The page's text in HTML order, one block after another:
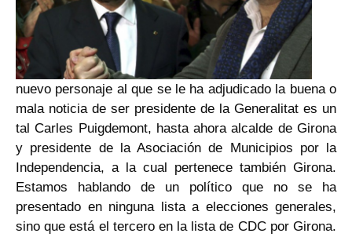
nuevo personaje al que se le ha adjudicado la buena o
mala noticia de ser presidente de la Generalitat es un
tal Carles Puigdemont, hasta ahora alcalde de Girona
y presidente de la Asociación de Municipios por la
Independencia, a la cual pertenece también Girona.
Estamos hablando de un político que no se ha
presentado en ninguna lista a elecciones generales,
sino que está el tercero en la lista de CDC por Girona.